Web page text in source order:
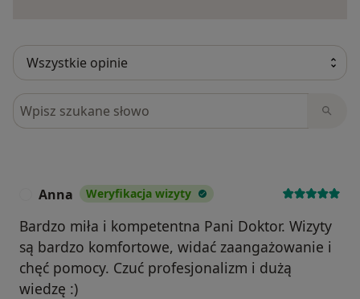
Szukaj w opiniach
Anna Weryfikacja wizyty
Bardzo miła i kompetentna Pani Doktor. Wizyty
są bardzo komfortowe, widać zaangażowanie i
chęć pomocy. Czuć profesjonalizm i dużą
wiedzę :)